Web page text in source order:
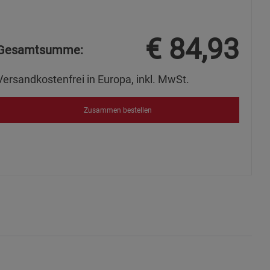
€ 84,93
in Europa, inkl. MwSt.
Zusammen bestellen